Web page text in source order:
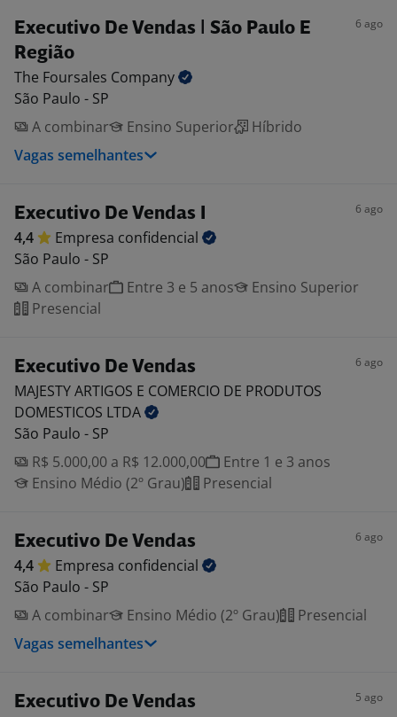
Executivo De Vendas | São Paulo E
Região
6 ago
The Foursales Company
São Paulo - SP
A combinar
Ensino Superior
Híbrido
Vagas semelhantes
Executivo De Vendas I 6 ago
4,4 Empresa confidencial
São Paulo - SP
A combinar
Entre 3 e 5 anos
Ensino Superior
Presencial
Executivo De Vendas 6 ago
MAJESTY ARTIGOS E COMERCIO DE PRODUTOS
DOMESTICOS LTDA
São Paulo - SP
R$ 5.000,00 a R$ 12.000,00
Entre 1 e 3 anos
Ensino Médio (2º Grau)
Presencial
Executivo De Vendas 6 ago
4,4 Empresa confidencial
São Paulo - SP
A combinar
Ensino Médio (2º Grau)
Presencial
Vagas semelhantes
Executivo De Vendas 5 ago